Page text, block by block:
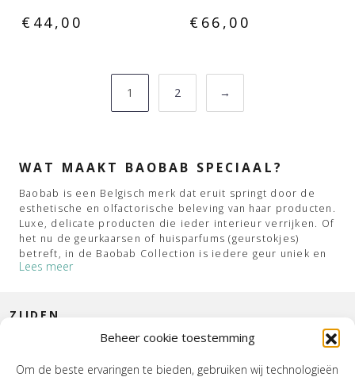
Beheer cookie toestemming
Om de beste ervaringen te bieden, gebruiken wij technologieën
€ 44,00 € 66,00
1 2 →
WAT MAAKT BAOBAB SPECIAAL?
Baobab is een Belgisch merk dat eruit springt door de
esthetische en olfactorische beleving van haar producten.
Luxe, delicate producten die ieder interieur verrijken. Of
het nu de geurkaarsen of huisparfums (geurstokjes)
betreft, in de Baobab Collection is iedere geur uniek en
daardoor dus ook heel persoonlijk. Geïnspireerd door
verpakking. Uiteraard afgewerkt met het kenmerkende
Lees meer
ZIJDEN